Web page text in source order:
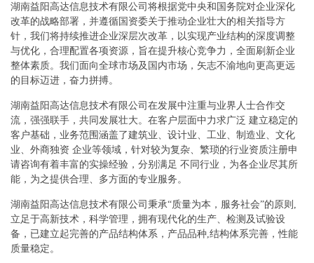
湖南益阳高达信息技术有限公司将根据党中央和国务院对企业深化
改革的战略部署，并遵循国资委关于推动企业壮大的相关指导方
针，我们将持续推进企业深层次改革，以实现产业结构的深度调整
与优化，合理配置各项资源，旨在提升核心竞争力，全面刷新企业
整体素质。我们面向全球市场及国内市场，矢志不渝地向更高更远
的目标迈进，奋力拼搏。
湖南益阳高达信息技术有限公司在发展中注重与业界人士合作交
流，强强联手，共同发展壮大。在客户层面中力求广泛 建立稳定的
客户基础，业务范围涵盖了建筑业、设计业、工业、制造业、文化
业、外商独资 企业等领域，针对较为复杂、繁琐的行业资质注册申
请咨询有着丰富的实操经验，分别满足 不同行业，为各企业尽其所
能，为之提供合理、多方面的专业服务。
湖南益阳高达信息技术有限公司秉承“质量为本，服务社会”的原则,
立足于高新技术，科学管理，拥有现代化的生产、检测及试验设
备，已建立起完善的产品结构体系，产品品种,结构体系完善，性能
质量稳定。